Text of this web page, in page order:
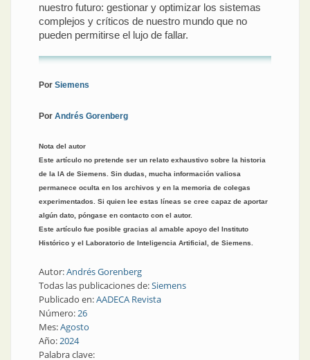
nuestro futuro: gestionar y optimizar los sistemas
complejos y críticos de nuestro mundo que no
pueden permitirse el lujo de fallar.
Por Siemens
Por Andrés Gorenberg
Nota del autor
Este artículo no pretende ser un relato exhaustivo sobre la historia
de la IA de Siemens. Sin dudas, mucha información valiosa
permanece oculta en los archivos y en la memoria de colegas
experimentados. Si quien lee estas líneas se cree capaz de aportar
algún dato, póngase en contacto con el autor.
Este artículo fue posible gracias al amable apoyo del Instituto
Histórico y el Laboratorio de Inteligencia Artificial, de Siemens.
Autor:Andrés Gorenberg
Todas las publicaciones de:Siemens
Publicado en:AADECA Revista
Número:26
Mes:Agosto
Año:2024
Palabra clave: